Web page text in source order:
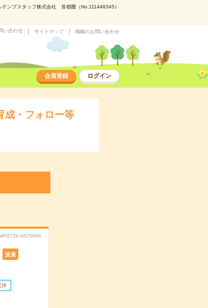
ンプスタッフ株式会社 首都圏（No.111448345）
い合わせ サイトマップ 掲載のお問い合わせ
会員登録 ログイン
成・フォロー等
0625998
派遣
休